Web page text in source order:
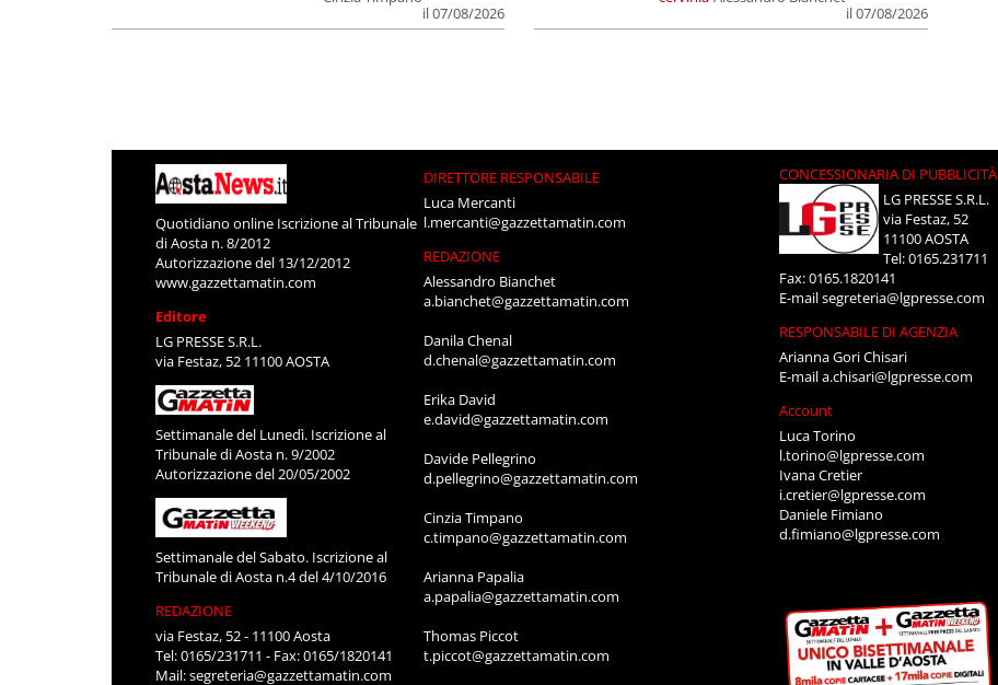
il 07/08/2026
il 07/08/2026
Quotidiano online Iscrizione al Tribunale
di Aosta n. 8/2012
Autorizzazione del 13/12/2012
www.gazzettamatin.com
Editore
LG PRESSE S.R.L.
via Festaz, 52 11100 AOSTA
Settimanale del Lunedì. Iscrizione al
Tribunale di Aosta n. 9/2002
Autorizzazione del 20/05/2002
Settimanale del Sabato. Iscrizione al
Tribunale di Aosta n.4 del 4/10/2016
REDAZIONE
via Festaz, 52 - 11100 Aosta
Tel: 0165/231711 - Fax: 0165/1820141
Mail:segreteria@gazzettamatin.com
DIRETTORE RESPONSABILE
Luca Mercanti
l.mercanti@gazzettamatin.com
REDAZIONE
Alessandro Bianchet
a.bianchet@gazzettamatin.com
Danila Chenal
d.chenal@gazzettamatin.com
Erika David
e.david@gazzettamatin.com
Davide Pellegrino
d.pellegrino@gazzettamatin.com
Cinzia Timpano
c.timpano@gazzettamatin.com
Arianna Papalia
a.papalia@gazzettamatin.com
Thomas Piccot
t.piccot@gazzettamatin.com
CONCESSIONARIA DI PUBBLICITÀ
LG PRESSE S.R.L.
via Festaz, 52
11100 AOSTA
Tel: 0165.231711
Fax: 0165.1820141
E-mailsegreteria@lgpresse.com
RESPONSABILE DI AGENZIA
Arianna Gori Chisari
E-maila.chisari@lgpresse.com
Account
Luca Torino
l.torino@lgpresse.com
Ivana Cretier
i.cretier@lgpresse.com
Daniele Fimiano
d.fimiano@lgpresse.com